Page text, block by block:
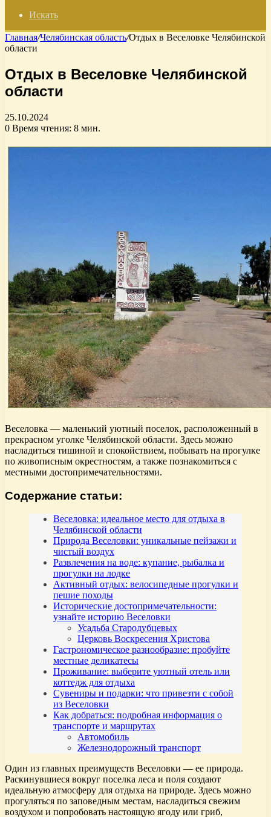
Искать
Главная/Челябинская область/Отдых в Веселовке Челябинской
области
Отдых в Веселовке Челябинской
области
25.10.2024
0 Время чтения: 8 мин.
Веселовка — маленький уютный поселок, расположенный в
прекрасном уголке Челябинской области. Здесь можно
насладиться тишиной и спокойствием, побывать на прогулке
по живописным окрестностям, а также познакомиться с
местными достопримечательностями.
Содержание статьи:
Веселовка: идеальное место для отдыха в
Челябинской области
Природа Веселовки: уникальные пейзажи и
чистый воздух
Развлечения на воде: купание, рыбалка и
прогулки на лодке
Активный отдых: велосипедные прогулки и
пешие походы
Исторические достопримечательности:
узнайте историю Веселовки
Усадьба Стародубцевых
Церковь Воскресения Христова
Гастрономическое разнообразие: пробуйте
местные деликатесы
Проживание: выберите уютный отель или
коттедж для отдыха
Сувениры и подарки: что привезти с собой
из Веселовки
Как добраться: подробная информация о
транспорте и маршрутах
Автомобиль
Железнодорожный транспорт
Один из главных преимуществ Веселовки — ее природа.
Раскинувшиеся вокруг поселка леса и поля создают
идеальную атмосферу для отдыха на природе. Здесь можно
прогуляться по заповедным местам, насладиться свежим
воздухом и попробовать настоящую ягоду или гриб,